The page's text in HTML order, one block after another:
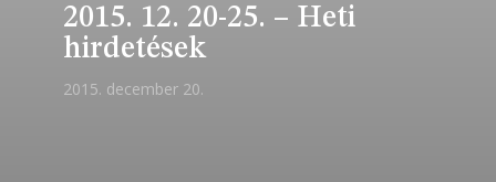
2015. 12. 20-25. – Heti
hirdetések
2015. december 20.